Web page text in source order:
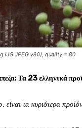
IJG JPEG v80), quality = 80
Τα 23 ελληνικά
είναι τα κυριότερα